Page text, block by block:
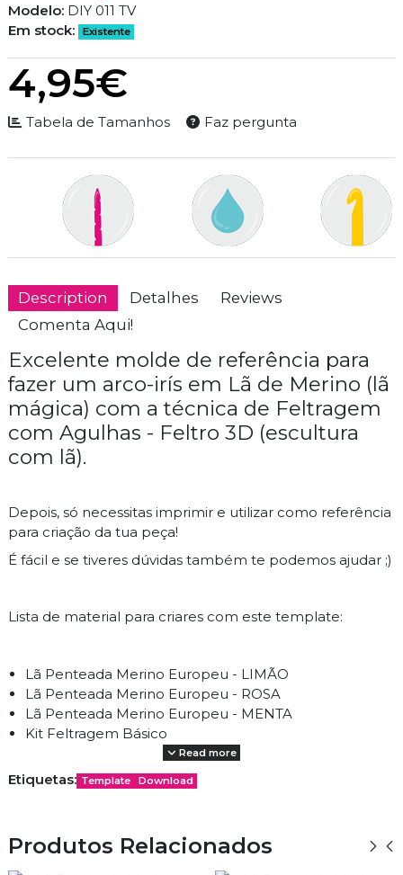
Description Detalhes
Reviews
Comenta Aqui!
Excelente molde de referência para
fazer um arco-irís em Lã de Merino (lã
mágica) com a técnica de Feltragem
com Agulhas - Feltro 3D (escultura
com lã).
Depois, só necessitas imprimir e utilizar como referência
para criação da tua peça!
É fácil e se tiveres dúvidas também te podemos ajudar ;)
Lista de material para criares com este template:
Lã Penteada Merino Europeu - LIMÃO
Lã Penteada Merino Europeu - ROSA
Lã Penteada Merino Europeu - MENTA
Kit Feltragem Básico
PROMOCODE: #FREETEMPLATE
Basta adicionar ao carrinho, colocar o PROMOCODE
Read more
Modelo: DIY 011 TV
Em stock:
Existente
4,95€
Tabela de Tamanhos Faz pergunta
Etiquetas: Template Download
Produtos Relacionados